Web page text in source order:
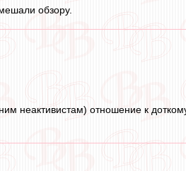
обзору.
неактивистам) отношение к